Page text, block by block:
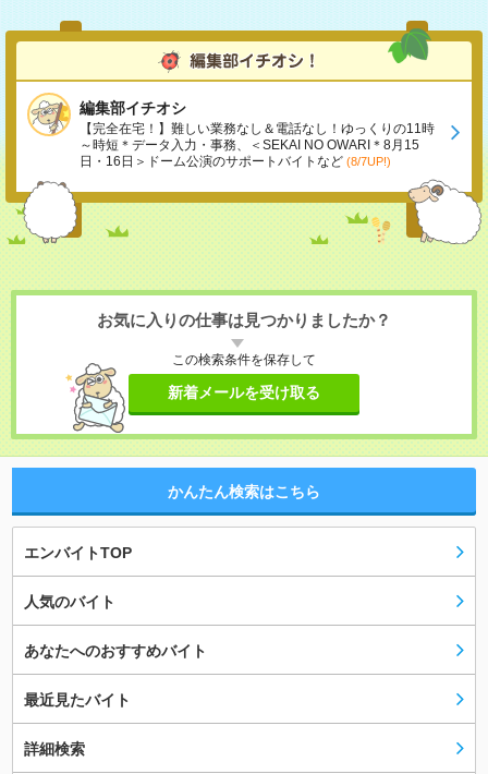
編集部イチオシ
【完全在宅！】難しい業務なし＆電話なし！ゆっくりの11時
～時短＊データ入力・事務、＜SEKAI NO OWARI＊8月15
日・16日＞ドーム公演のサポートバイトなど (8/7UP!)
お気に入りの仕事は見つかりましたか？
この検索条件を保存して
新着メールを受け取る
かんたん検索はこちら
エンバイトTOP
人気のバイト
あなたへのおすすめバイト
最近見たバイト
詳細検索